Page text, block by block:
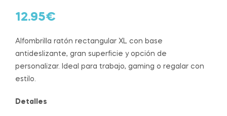
12.95€
Alfombrilla ratón rectangular XL con base
antideslizante, gran superficie y opción de
personalizar. Ideal para trabajo, gaming o regalar con
estilo.
Detalles